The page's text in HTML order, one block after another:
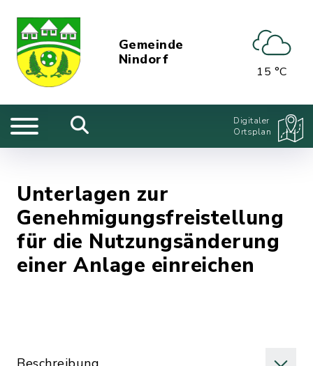
Gemeinde
Nindorf
15 °C
Digitaler
Ortsplan
Unterlagen zur
Genehmigungsfreistellung
für die Nutzungsänderung
einer Anlage einreichen